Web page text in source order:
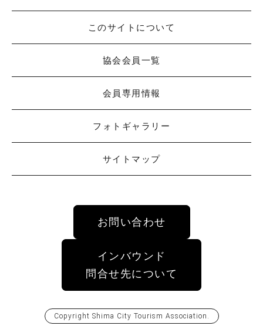
このサイトについて
協会会員一覧
会員専用情報
フォトギャラリー
サイトマップ
お問い合わせ
インバウンド
問合せ先について
Copyright Shima City Tourism Association